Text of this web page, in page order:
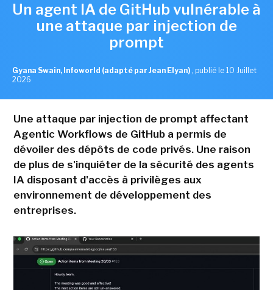
Un agent IA de GitHub vulnérable à
une attaque par injection de
prompt
Gyana Swain, Infoworld (adapté par Jean Elyan) , publié le 10 Juillet
2026
Une attaque par injection de prompt affectant
Agentic Workflows de GitHub a permis de
dévoiler des dépôts de code privés. Une raison
de plus de s'inquiéter de la sécurité des agents
IA disposant d'accès à privilèges aux
environnement de développement des
entreprises.